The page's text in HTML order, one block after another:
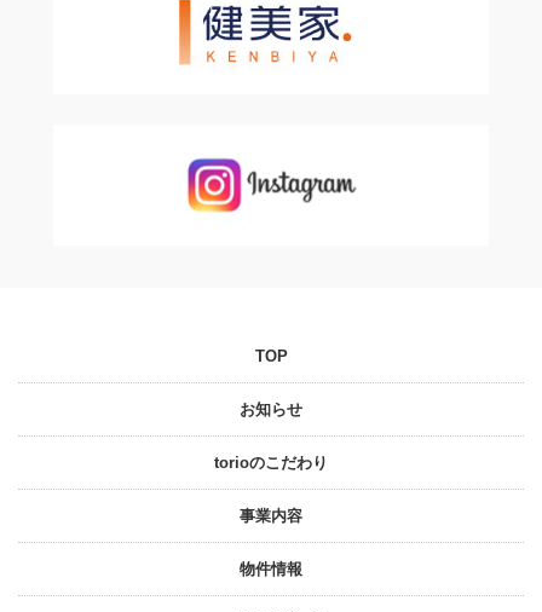
TOP
お知らせ
torioのこだわり
事業内容
物件情報